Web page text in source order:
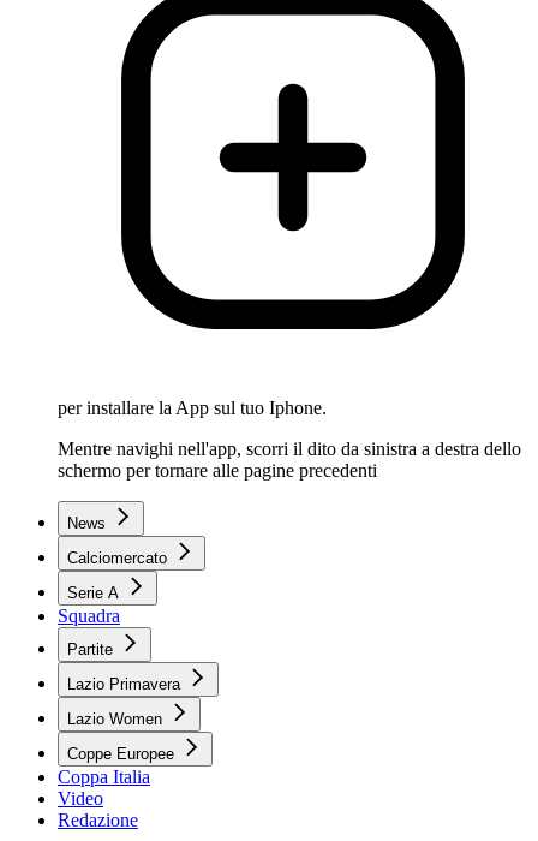
per installare la App sul tuo Iphone.
Mentre navighi nell'app, scorri il dito da sinistra a destra dello
schermo per tornare alle pagine precedenti
News
Calciomercato
Serie A
Squadra
Partite
Lazio Primavera
Lazio Women
Coppe Europee
Coppa Italia
Video
Redazione